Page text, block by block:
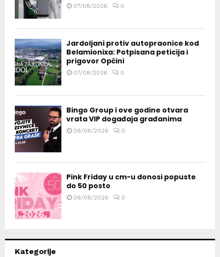
07/08/2026 0
Jardoljani protiv autopraonice kod
Belamionixa: Potpisana peticija i
prigovor Općini
07/08/2026 0
Bingo Group i ove godine otvara
vrata VIP događaja građanima
06/08/2026 0
Pink Friday u cm-u donosi popuste
do 50 posto
06/08/2026 0
Kategorije